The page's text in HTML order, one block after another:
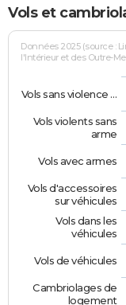
Vols et
Données 2025 (source :
l'Intérieur et des Outre-
Vols sans violence …
Vols violents sans
arme
Vols avec armes
Vols d'accessoires
sur véhicules
Vols dans les
véhicules
Vols de véhicules
Cambriolages de
logement